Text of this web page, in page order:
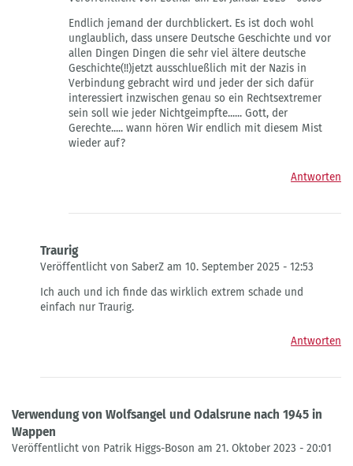
auf
Nicht
weggenommen...
von
Mischa
Endlich jemand der durchblickert. Es ist doch wohl
unglaublich, dass unsere Deutsche Geschichte und vor
allen Dingen Dingen die sehr viel ältere deutsche
Geschichte(!!)jetzt ausschlueßlich mit der Nazis in
Verbindung gebracht wird und jeder der sich dafür
interessiert inzwischen genau so ein Rechtsextremer
sein soll wie jeder Nichtgeimpfte...... Gott, der
Gerechte..... wann hören Wir endlich mit diesem Mist
wieder auf?
Antworten
Traurig
Veröffentlicht von SaberZ am 10. September 2025 - 12:53
auf
Nicht
Ich auch und ich finde das wirklich extrem schade und
einfach nur Traurig.
Antworten
Verwendung von Wolfsangel und Odalsrune nach 1945 in
Wappen
Veröffentlicht von Patrik Higgs-Boson am 21. Oktober 2023 - 20:01